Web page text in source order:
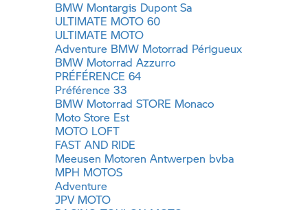
BMW Montargis Dupont Sa
ULTIMATE MOTO 60
ULTIMATE MOTO
Adventure BMW Motorrad Périgueux
BMW Motorrad Azzurro
PRÉFÉRENCE 64
Préférence 33
BMW Motorrad STORE Monaco
Moto Store Est
MOTO LOFT
FAST AND RIDE
Meeusen Motoren Antwerpen bvba
MPH MOTOS
Adventure
JPV MOTO